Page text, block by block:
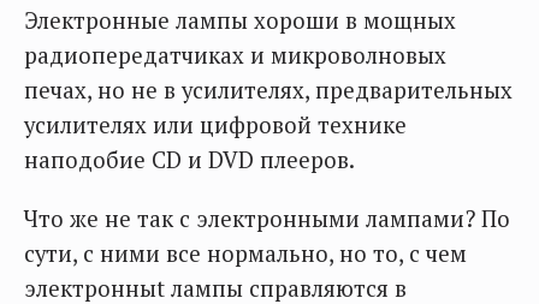
Электронные лампы хороши в мощных
радиопередатчиках и микроволновых
печах, но не в усилителях, предварительных
усилителях или цифровой технике
наподобие CD и DVD плееров.
Что же не так с электронными лампами? По
сути, с ними все нормально, но то, с чем
электронныt лампы справляются в